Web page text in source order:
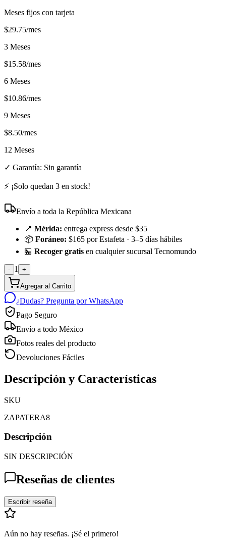
Meses fijos con tarjeta
$29.75/mes
3 Meses
$15.58/mes
6 Meses
$10.86/mes
9 Meses
$8.50/mes
12 Meses
✓ Garantía: Sin garantía
⚡ ¡Solo quedan 3 en stock!
Envío a toda la República Mexicana
📍 Mérida: entrega express desde $35
📦 Foráneo: $165 por Estafeta · 3–5 días hábiles
🏪 Recoger gratis en cualquier sucursal Tecnomundo
- 1 +
Agregar al Carrito
¿Dudas? Pregunta por WhatsApp
Pago Seguro
Envío a todo México
Fotos reales del producto
Devoluciones Fáciles
Descripción y Características
SKU
ZAPATERA8
Descripción
SIN DESCRIPCIÓN
Reseñas de clientes
Escribir reseña
Aún no hay reseñas. ¡Sé el primero!